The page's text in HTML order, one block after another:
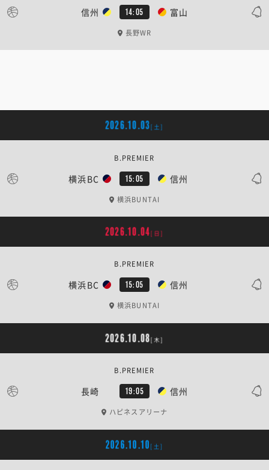
信州 14:05 富山
長野WR
2026.10.03[土]
横浜BC 15:05 信州
B.PREMIER
横浜BUNTAI
2026.10.04[日]
横浜BC 15:05 信州
B.PREMIER
横浜BUNTAI
2026.10.08[木]
長崎 19:05 信州
B.PREMIER
ハピネスアリーナ
2026.10.10 [土]